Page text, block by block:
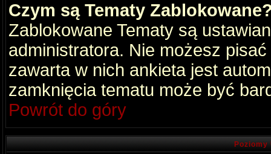
Czym są Tematy
Zablokowane Tematy są
administratora. Nie możesz
zawarta w nich ankieta jest
zamknięcia tematu może być
Powrót do góry